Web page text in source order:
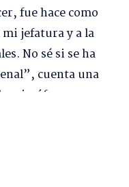
fue hace como
mi jefatura y a la
No sé si se ha
cuenta una
micrófono.